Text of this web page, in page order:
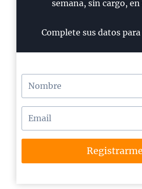
semana, sin cargo,
Complete sus datos
Registrarme